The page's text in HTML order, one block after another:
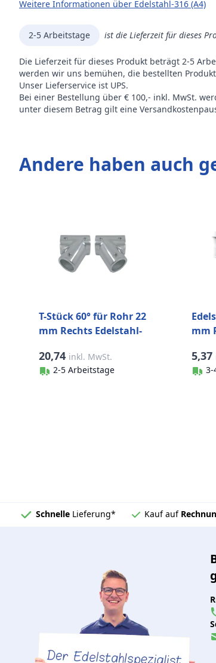
Weitere Informationen über Edelstahl-316 (A4)
2-5 Arbeitstage ist die Lieferzeit für dieses
Die Lieferzeit für dieses Produkt beträgt 2-5
werden wir uns bemühen, die bestellten
Unser Lieferservice ist UPS.
Bei einer Bestellung über € 100,- inkl. MwSt.
unter diesem Betrag gilt eine
Andere haben auch
T-Stück 60° für Rohr 22
mm Rechts Edelstahl-
20,74 inkl. MwSt.
2-5 Arbeitstage
mm
5,37
3-
Schnelle Lieferung* Kauf auf